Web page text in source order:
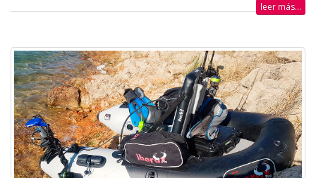
leer más...